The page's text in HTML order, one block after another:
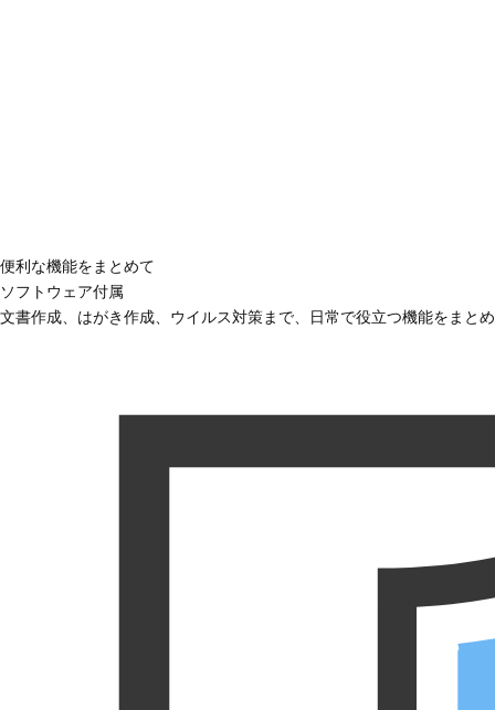
便利な機能をまとめて
ソフトウェア付属
文書作成、はがき作成、ウイルス対策まで、日常で役立つ機能をまと